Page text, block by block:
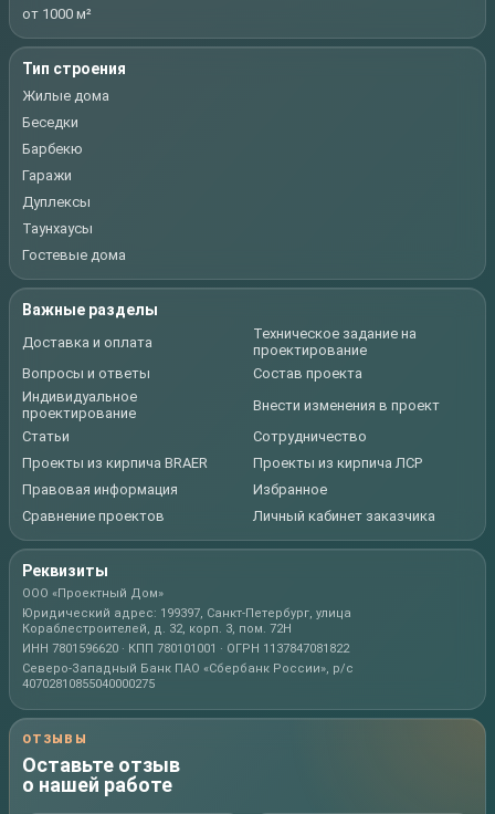
от 1000 м²
Тип строения
Жилые дома
Беседки
Барбекю
Гаражи
Дуплексы
Таунхаусы
Гостевые дома
Важные разделы
Доставка и оплата
Техническое задание на
проектирование
Вопросы и ответы
Состав проекта
Индивидуальное
проектирование
Внести изменения в проект
Статьи
Сотрудничество
Проекты из кирпича BRAER
Проекты из кирпича ЛСР
Правовая информация
Избранное
Сравнение проектов
Личный кабинет заказчика
Реквизиты
ООО «Проектный Дом»
Юридический адрес: 199397, Санкт-Петербург, улица
Кораблестроителей, д. 32, корп. 3, пом. 72Н
ИНН 7801596620 · КПП 780101001 · ОГРН 1137847081822
Северо-Западный Банк ПАО «Сбербанк России», р/с
40702810855040000275
ОТЗЫВЫ
Оставьте отзыв
о нашей работе